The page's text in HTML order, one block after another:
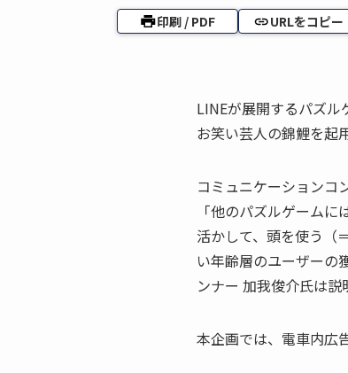
印刷 / PDF URLをコピー
LINEが展開するパズル
お笑い芸人の錦鯉を起
コミュニケーションコ
「他のパズルゲーム
活かして、頭を使う（
い年齢層のユーザーの
ンナー 加我俊介氏は説
本企画では、電車内広